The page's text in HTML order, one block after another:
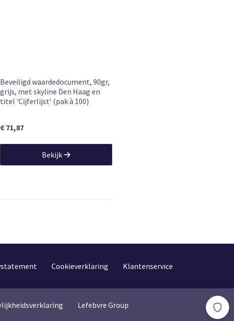
Beveiligd waardedocument, 90gr,
grijs, met skyline Den Haag en
titel 'Cijferlijst' (pak à 100)
€ 71,87
Bekijk
Cookieverklaring Klantenservice
Lefebvre Group